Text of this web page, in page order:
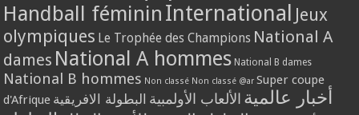
Handball féminin International Jeux
olympiques Le Trophée des Champions National A
dames National A hommes National B dames
National B hommes Non classé Non classé @ar Super coupe
d'Afrique
أخبار عالمية الألعاب الأولمبية البطولة الافريقية